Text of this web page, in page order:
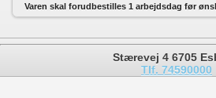
Varen skal forudbestilles 1 arbejdsdag før
Stærevej 4 6705
Tlf. 74590000